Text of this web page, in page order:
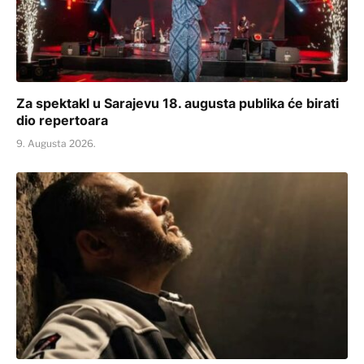
Za spektakl u Sarajevu 18. augusta publika će birati
dio repertoara
9. Augusta 2026.